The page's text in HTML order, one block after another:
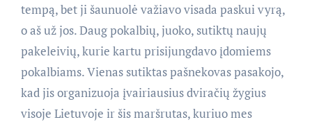
tempą, bet ji šaunuolė važiavo visada paskui vyrą,
o aš už jos. Daug pokalbių, juoko, sutiktų naujų
pakeleivių, kurie kartu prisijungdavo įdomiems
pokalbiams. Vienas sutiktas pašnekovas pasakojo,
kad jis organizuoja įvairiausius dviračių žygius
visoje Lietuvoje ir šis maršrutas, kuriuo mes